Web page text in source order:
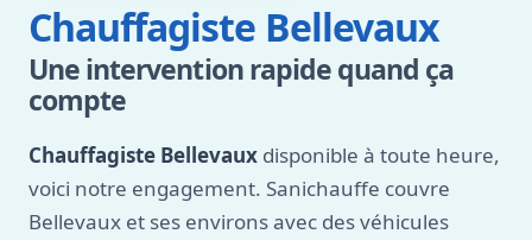
Chauffagiste Bellevaux
Une intervention rapide quand ça
compte
Chauffagiste Bellevaux disponible à toute heure,
voici notre engagement. Sanichauffe couvre
Bellevaux et ses environs avec des véhicules